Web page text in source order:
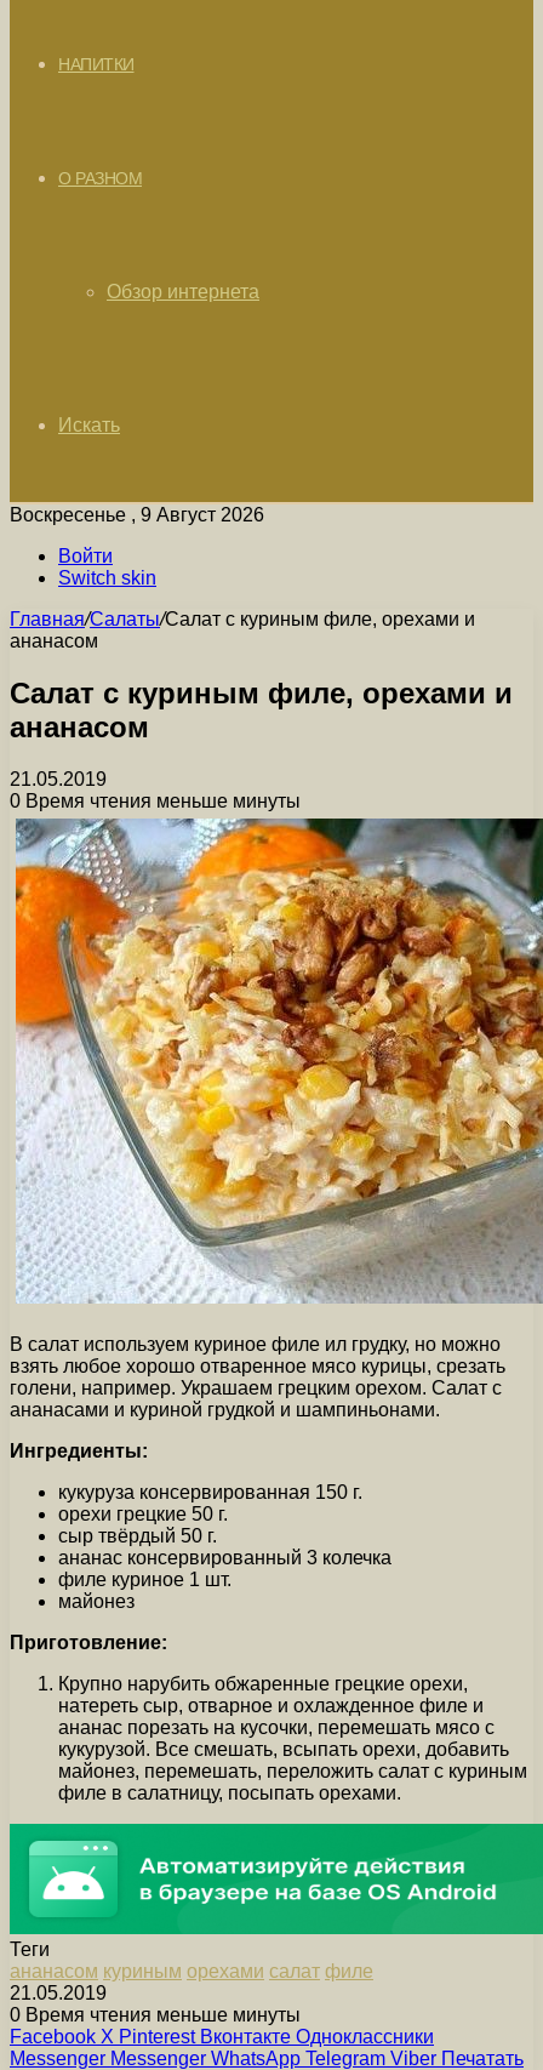
НАПИТКИ
О РАЗНОМ
Обзор интернета
Искать
Воскресенье , 9 Август 2026
Войти
Switch skin
Главная/Салаты/Салат с куриным филе, орехами и
ананасом
Салат с куриным филе, орехами и
ананасом
21.05.2019
0 Время чтения меньше минуты
В салат используем куриное филе ил грудку, но можно
взять любое хорошо отваренное мясо курицы, срезать
голени, например. Украшаем грецким орехом. Салат с
ананасами и куриной грудкой и шампиньонами.
Ингредиенты:
кукуруза консервированная 150 г.
орехи грецкие 50 г.
сыр твёрдый 50 г.
ананас консервированный 3 колечка
филе куриное 1 шт.
майонез
Приготовление:
Крупно нарубить обжаренные грецкие орехи,
натереть сыр, отварное и охлажденное филе и
ананас порезать на кусочки, перемешать мясо с
кукурузой. Все смешать, всыпать орехи, добавить
майонез, перемешать, переложить салат с куриным
филе в салатницу, посыпать орехами.
Теги
ананасом куриным орехами салат филе
21.05.2019
0 Время чтения меньше минуты
Facebook X Pinterest Вконтакте Одноклассники
Messenger Messenger WhatsApp Telegram Viber Печатать